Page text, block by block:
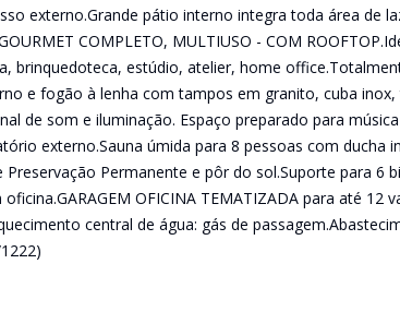
externo.Grande pátio interno integra toda área de
COMPLETO, MULTIUSO - COM
brinquedoteca, estúdio, atelier, home
e fogão à lenha com tampos em granito, cuba
de som e iluminação. Espaço preparado para
externo.Sauna úmida para 8 pessoas com ducha
Preservação Permanente e pôr do sol.Suporte para 6
oficina.GARAGEM OFICINA TEMATIZADA para até 12
central de água: gás de